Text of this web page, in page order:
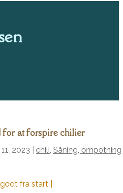
for at forspire chilier
2023 chili, Såning, ompotning